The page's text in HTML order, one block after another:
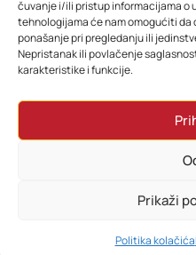
čuvanje i/ili pristup informacijama o
tehnologijama će nam omogućiti da
ponašanje pri pregledanju ili
Nepristanak ili povlačenje
karakteristike i funkcije.
Prikaži
Politika kolačića
SAMSUNG TV QE55Q7FAAUXXH
PRETRAŽI